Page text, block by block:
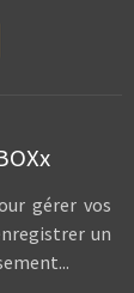
gérer vos
un